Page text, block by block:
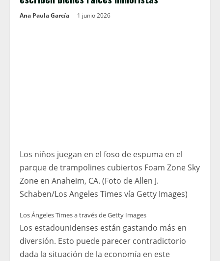
Ana Paula García 1 junio 2026
Los niños juegan en el foso de espuma en el
parque de trampolines cubiertos Foam Zone Sky
Zone en Anaheim, CA. (Foto de Allen J.
Schaben/Los Angeles Times vía Getty Images)
Los Ángeles Times a través de Getty Images
Los estadounidenses están gastando más en
diversión. Esto puede parecer contradictorio
dada la situación de la economía en este